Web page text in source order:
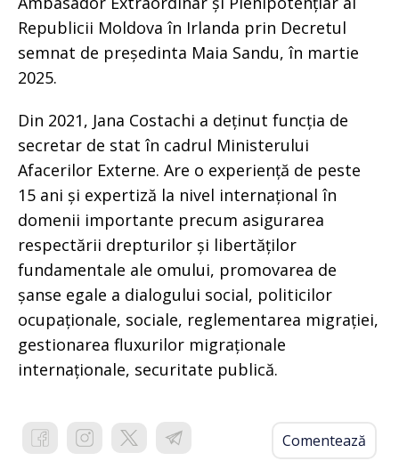
Republicii Moldova în Irlanda prin Decretul
semnat de președinta Maia Sandu, în martie
2025.
Din 2021, Jana Costachi a deținut funcția de
secretar de stat în cadrul Ministerului
Afacerilor Externe. Are o experiență de peste
15 ani și expertiză la nivel internațional în
domenii importante precum asigurarea
respectării drepturilor și libertăților
fundamentale ale omului, promovarea de
șanse egale a dialogului social, politicilor
ocupaționale, sociale, reglementarea migrației,
gestionarea fluxurilor migraționale
internaționale, securitate publică.
Comentează